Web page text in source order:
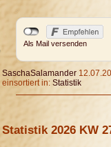
Als Mail versenden
SaschaSalamander
einsortiert in: Statistik
Statistik 2026 KW